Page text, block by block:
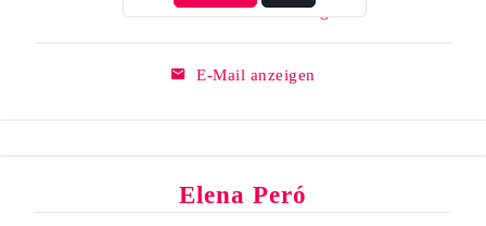
Festnetztelefon anzeigen
E-Mail anzeigen
Elena Peró